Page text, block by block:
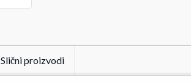
Slični proizvodi